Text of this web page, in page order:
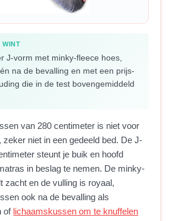
WINT
J-vorm met minky-fleece hoes,
na de bevalling en met een prijs-
die in de test bovengemiddeld
van 280 centimeter is niet voor
zeker niet in een gedeeld bed. De J-
steunt je buik en hoofd
in beslag te nemen. De minky-
zacht en de vulling is royaal,
ook na de bevalling als
of lichaamskussen om te knuffelen